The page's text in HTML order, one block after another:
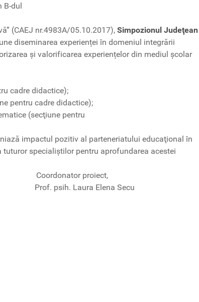
B-dul
(CAEJ nr.4983A/05.10.2017), Simpozionul Judeţean
diseminarea experienței în domeniul integrării
și valorificarea experiențelor din mediul școlar
cadre didactice);
pentru cadre didactice);
(secţiune pentru
impactul pozitiv al parteneriatului educaţional în
specialiştilor pentru aprofundarea acestei
proiect,
Laura Elena Secu